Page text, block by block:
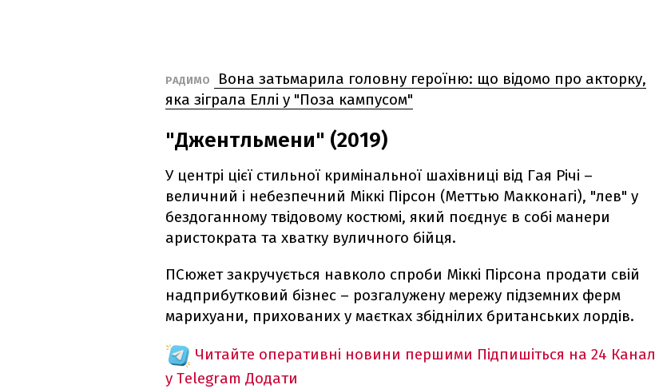
РАДИМО
Вона затьмарила головну героїню: що відомо про акторку,
яка зіграла Еллі у "Поза кампусом"
"Джентльмени" (2019)
У центрі цієї стильної кримінальної шахівниці від Гая Річі –
величний і небезпечний Міккі Пірсон (Меттью Макконагі), "лев" у
бездоганному твідовому костюмі, який поєднує в собі манери
аристократа та хватку вуличного бійця.
ПСюжет закручується навколо спроби Міккі Пірсона продати свій
надприбутковий бізнес – розгалужену мережу підземних ферм
марихуани, прихованих у маєтках збіднілих британських лордів.
Читайте оперативні новини першими Підпишіться на 24 Канал
у Telegram Додати